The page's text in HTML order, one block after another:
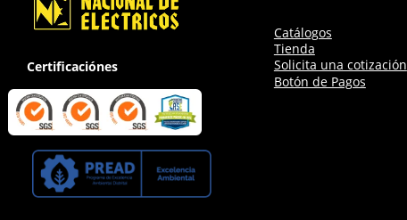
Certificaciónes
Catálogos
Tienda
Solicita una cotización
Botón de Pagos